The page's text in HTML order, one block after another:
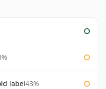
label43%